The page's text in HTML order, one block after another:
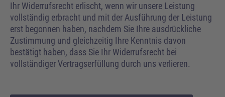
Ihr Widerrufsrecht erlischt, wenn wir unsere Leistung
vollständig erbracht und mit der Ausführung der Leistung
erst begonnen haben, nachdem Sie Ihre ausdrückliche
Zustimmung und gleichzeitig Ihre Kenntnis davon
bestätigt haben, dass Sie Ihr Widerrufsrecht bei
vollständiger Vertragserfüllung durch uns verlieren.